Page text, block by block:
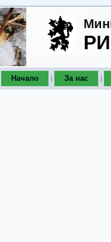
Начало За нас